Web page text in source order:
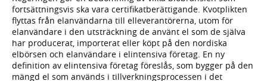
fortsättningsvis ska vara certifikatberättigande. Kvotplikten
flyttas från elanvändarna till elleverantörerna, utom för
elanvändare i den utsträckning de använt el som de själva
har producerat, importerat eller köpt på den nordiska
elbörsen och elanvändare i elintensiva företag. En ny
definition av elintensiva företag föreslås, som bygger på den
mängd el som används i tillverkningsprocessen i det